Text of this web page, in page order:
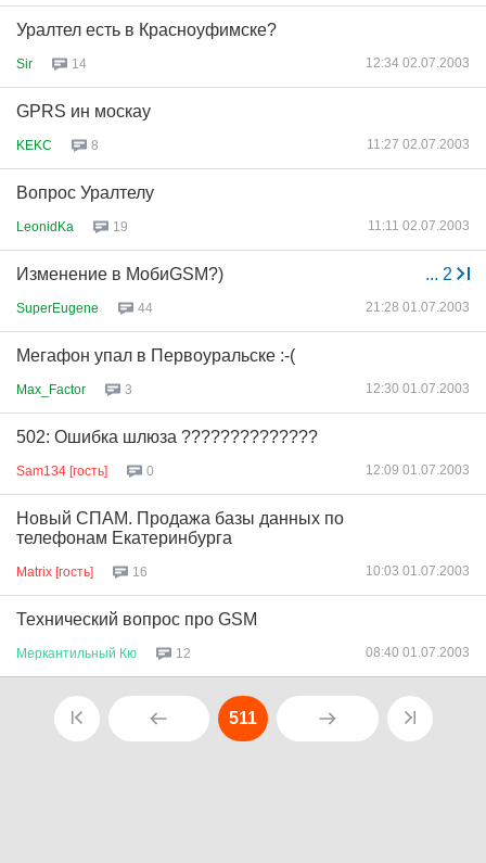
Уралтел есть в Красноуфимске?
Sir 14 12:34 02.07.2003
GPRS ин москау
KEKC 8 11:27 02.07.2003
Вопрос Уралтелу
LeonidKa 19 11:11 02.07.2003
... 2
Изменение в МобиGSM?)
SuperEugene 44 21:28 01.07.2003
Мегафон упал в Первоуральске :-(
Max_Factor 3 12:30 01.07.2003
502: Ошибка шлюза ??????????????
Sam134 [гость] 0 12:09 01.07.2003
Новый СПАМ. Продажа базы данных по
телефонам Екатеринбурга
Matrix [гость] 16 10:03 01.07.2003
Технический вопрос про GSM
Меркантильный Кю 12 08:40 01.07.2003
511